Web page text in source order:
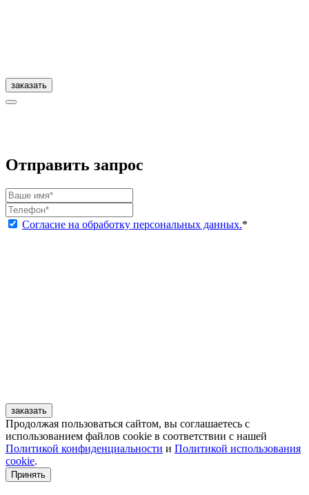
заказать
Отправить запрос
Согласие на обработку персональных данных.*
заказать
Продолжая пользоваться сайтом, вы соглашаетесь с
использованием файлов cookie в соответствии с нашей
Политикой конфиденциальности и Политикой использования
cookie.
Принять